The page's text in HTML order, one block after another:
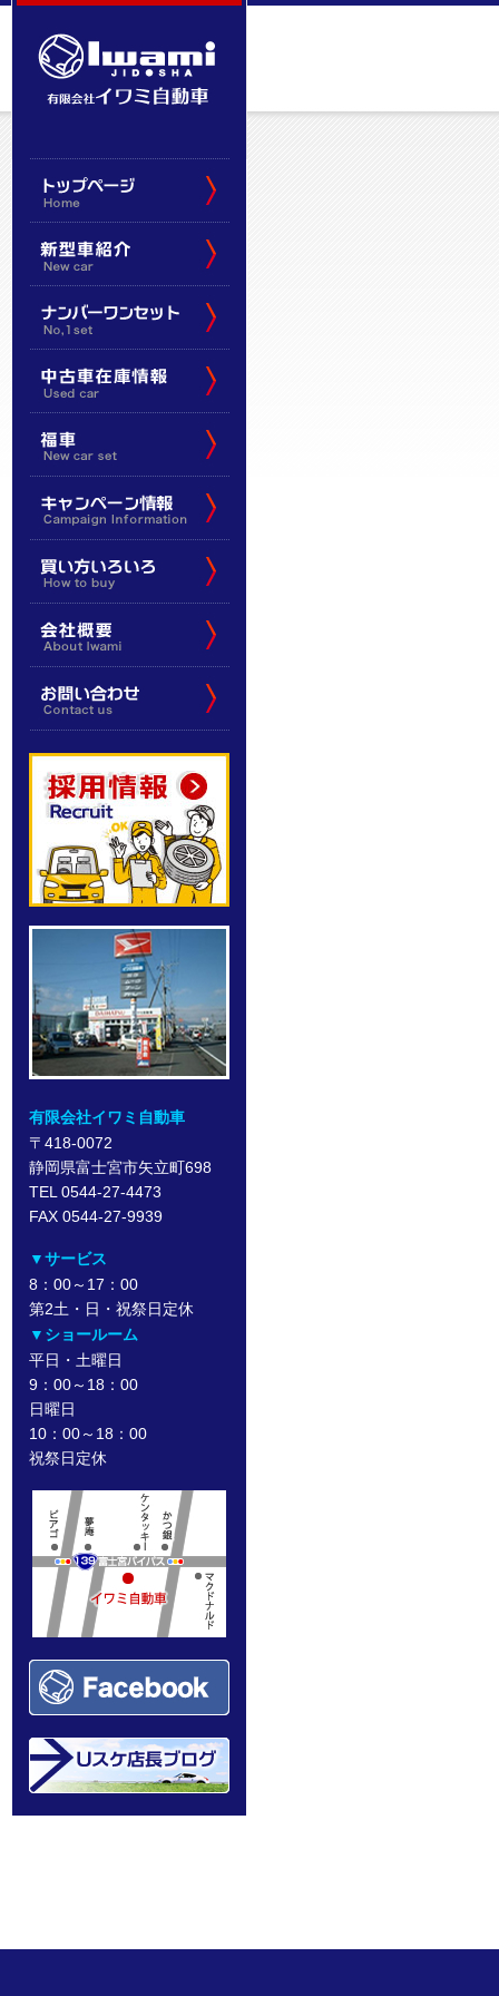
有限会社イワミ自動車
〒418-0072
静岡県富士宮市矢立町698
TEL 0544-27-4473
FAX 0544-27-9939
▼サービス
8：00～17：00
第2土・日・祝祭日定休
▼ショールーム
平日・土曜日
9：00～18：00
日曜日
10：00～18：00
祝祭日定休